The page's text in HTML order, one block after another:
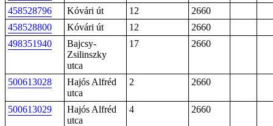
458528796
Kóvári út 12
2660
458528800
Kóvári út 12
2660
498351940
Bajcsy-
Zsilinszky
utca
17 2660
500613028
Hajós Alfréd
utca
2 2660
500613029
Hajós Alfréd
utca
4 2660